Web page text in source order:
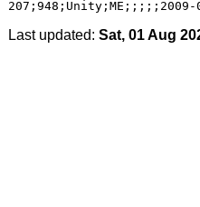
Last updated: Sat, 01 Aug